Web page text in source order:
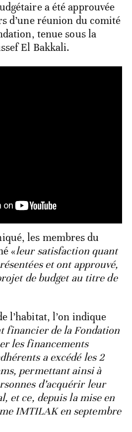
a été approuvée
d’une réunion du comité
tenue sous la
El Bakkali.
les membres du
«leur satisfaction quant
et ont approuvé,
de budget au titre de
l’habitat, l’on indique
financier de la Fondation
les financements
a excédé les 2
permettant ainsi à
d’acquérir leur
et ce, depuis la mise en
IMTILAK en septembre